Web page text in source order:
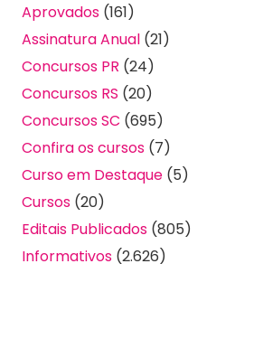
Aprovados (161)
Assinatura Anual (21)
Concursos PR (24)
Concursos RS (20)
Concursos SC (695)
Confira os cursos (7)
Curso em Destaque (5)
Cursos (20)
Editais Publicados (805)
Informativos (2.626)